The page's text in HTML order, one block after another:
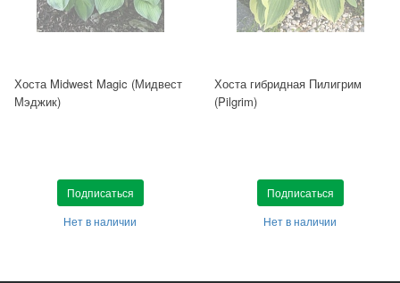
Хоста Midwest Magic (Мидвест
Мэджик)
Подписаться
Нет в наличии
Хоста гибридная Пилигрим
(Pilgrim)
Подписаться
Нет в наличии